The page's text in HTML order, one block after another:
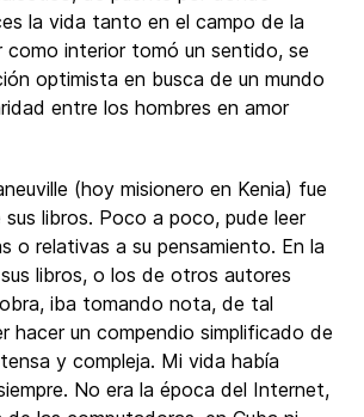
la vida tanto en el campo de la
como interior tomó un sentido, se
optimista en busca de un mundo
entre los hombres en amor
(hoy misionero en Kenia) fue
sus libros. Poco a poco, pude leer
o relativas a su pensamiento. En la
libros, o los de otros autores
iba tomando nota, de tal
hacer un compendio simplificado de
y compleja. Mi vida había
No era la época del Internet,